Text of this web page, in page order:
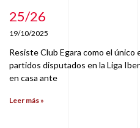
25/26
19/10/2025
Resiste Club Egara como el
partidos disputados en la Liga
en casa ante
Leer más »